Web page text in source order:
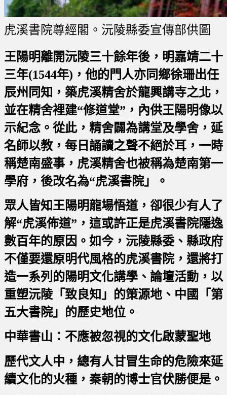
虎溪書院尊經閣。沅陵縣委宣傳部供圖
王陽明離開沅陵三十餘年後，明嘉靖二十
三年(1544年)，他的門人亦同鄉徐珊出任
辰州同知，築虎溪精舍於龍興講寺之北，
並在精舍裡建“修道堂”，內供王陽明像以
示紀念。從此，精舍闢為講堂及學舍，延
名師以教，每日誦讀之聲不絕於耳，一時
稱楚南盛事，虎溪精舍也被稱為楚南第一
學府，後改名為“虎溪書院」。
眾人皆知王陽明龍場悟道，卻很少有人了
解“虎溪佈道”，這或許正是虎溪書院隱逸
數百年的原因。如今，沅陵縣委、縣政府
不僅要還原明代風格的虎溪書院，還將打
造一系列的陽明文化講學、論壇活動，以
重塑沅陵「致良知」的策源地、中國「第
五大書院」的歷史地位。
中華書山：不應被忽視的文化啟蒙聖地
歷代文人中，總有人甘冒生命的危險來延
續文化的火種，秦朝的博士官伏勝便是。